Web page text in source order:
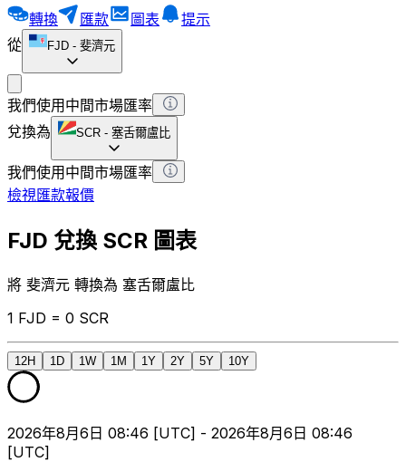
轉換 匯款 圖表
提示
從
FJD - 斐濟元
我們使用中間市場匯率
兌換為
SCR - 塞舌爾盧比
我們使用中間市場匯率
檢視匯款報價
FJD 兌換 SCR 圖表
將 斐濟元 轉換為 塞舌爾盧比
1 FJD = 0 SCR
12H 1D 1W 1M 1Y 2Y 5Y 10Y
2026年8月6日 08:46 [UTC] - 2026年8月6日 08:46
[UTC]